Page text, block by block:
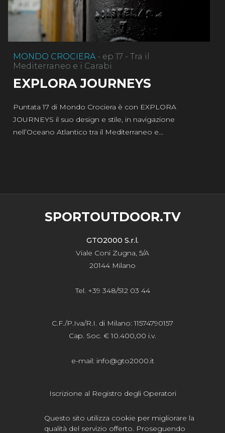
MONDO CROCIERA - ep 17 - Tra il
Mediterraneo e i Carabi
EXPLORA JOURNEYS
Puntata 17 di Mondo Crociera è con EXPLORA
JOURNEYS il suo design e stile, in navigazione
nell’Oceano Atlantico tra il Mediterraneo e...
SPORTOUTDOOR.TV
GTO2000 S.r.l.
Viale Coni Zugna, 5/A
20144 Milano
Tel. +39 348/512 03 44
C.F./P.Iva/R.I. di Milano: 11574790157
Cap. Soc. € 10.400,00 i.v.
e-mail: info@gto2000.it
Iscrizione al Registro degli Operatori
Privacy -Cookie
Questo sito utilizza cookie per migliorare la
qualità del servizio offerto. Proseguendo